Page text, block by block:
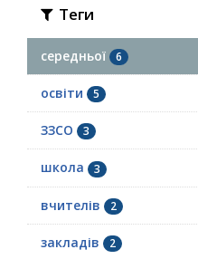
Теги
середньої 6
освіти 5
ЗЗСО 3
школа 3
вчителів 2
закладів 2